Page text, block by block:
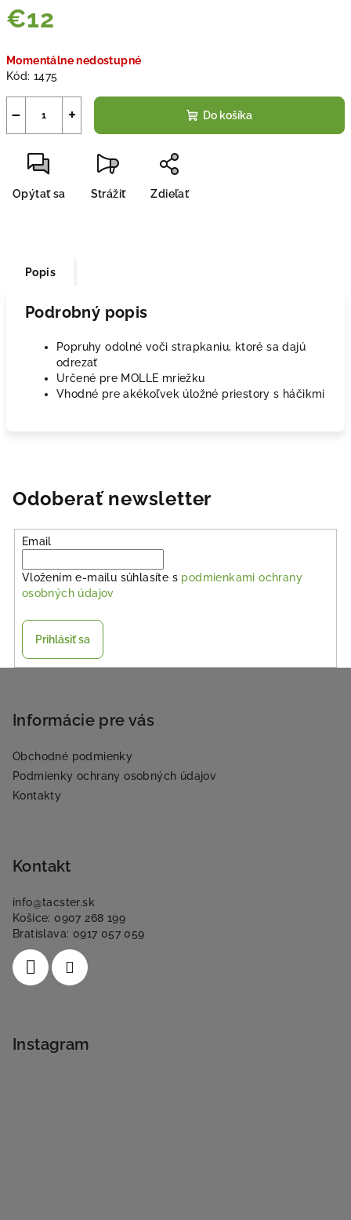
€12
cena:
Momentálne nedostupné
Kód: 1475
+
− Do košíka
Opýtať sa Strážiť Zdieľať
Popis
Podrobný popis
Popruhy odolné voči strapkaniu, ktoré sa dajú
odrezať
Určené pre MOLLE mriežku
Vhodné pre akékoľvek úložné priestory s háčikmi
Odoberať newsletter
Email
Vložením e-mailu súhlasíte s podmienkami ochrany
osobných údajov
Prihlásiť sa
Informácie pre vás
Obchodné podmienky
Podmienky ochrany osobných údajov
Kontakty
Kontakt
info@tacster.sk
Košice: 0907 268 199
Bratislava: 0917 057 059
Instagram